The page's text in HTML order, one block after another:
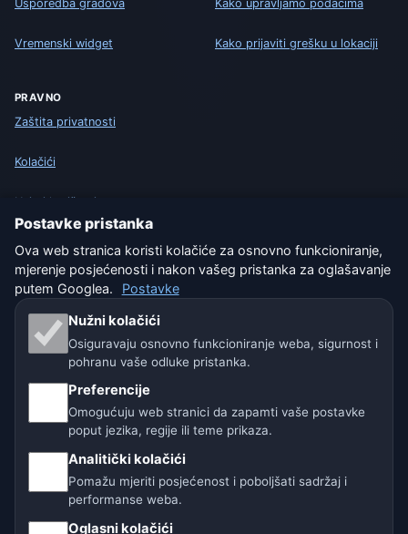
Usporedba gradova
Vremenski widget
Kako upravljamo podacima
Kako prijaviti grešku u lokaciji
PRAVNO
Zaštita privatnosti
Kolačići
Uvjeti korištenja
Isključenje odgovornosti
Pomažemo životinjama
Sitemap
Naše vremenske stranice:
🇨🇿 Češka 🇭🇷 Hrvatska
🇩🇪🇦🇹🇨🇭 Njemačka / Austrija / Švicarska
Postavke pristanka
Ova web stranica koristi kolačiće za osnovno funkcioniranje,
mjerenje posjećenosti i nakon vašeg pristanka za oglašavanje
putem Googlea.
Postavke
Nužni kolačići
Osiguravaju osnovno funkcioniranje weba, sigurnost i
pohranu vaše odluke pristanka.
Preferencije
Omogućuju web stranici da zapamti vaše postavke
poput jezika, regije ili teme prikaza.
Analitički kolačići
Pomažu mjeriti posjećenost i poboljšati sadržaj i
performanse weba.
Oglasni kolačići